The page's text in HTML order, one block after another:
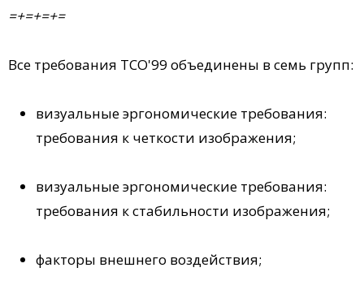
=+=+=+=
Все требования TCO'99 объединены в семь групп:
визуальные эргономические требования:
требования к четкости изображения;
визуальные эргономические требования:
требования к стабильности изображения;
факторы внешнего воздействия;